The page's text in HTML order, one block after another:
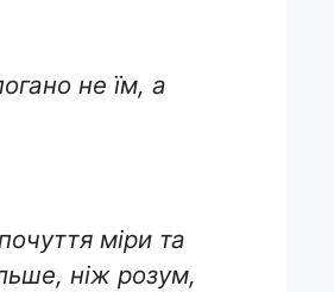
не їм, а
міри та
ніж розум,